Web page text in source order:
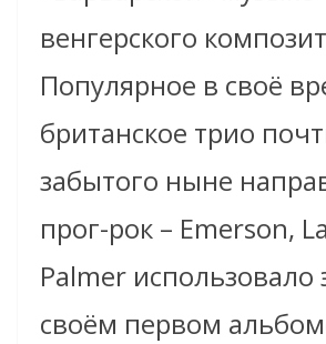
венгерского
Популярное в своё
британское трио
забытого ныне
прог-рок – Emerson,
Palmer использовало
своём первом